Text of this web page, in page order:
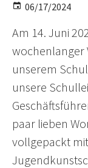
06/17/2024
Am 14. Juni
wochenlanger
unserem
unsere
paar lieben
vollgepackt